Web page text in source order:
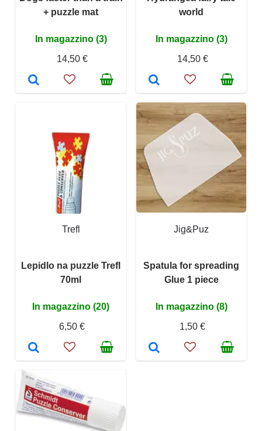
+ puzzle mat
In magazzino (3)
14,50 €
world
In magazzino (3)
14,50 €
Trefl
Lepidlo na puzzle Trefl
70ml
In magazzino (20)
6,50 €
Jig&Puz
Spatula for spreading
Glue 1 piece
In magazzino (8)
1,50 €